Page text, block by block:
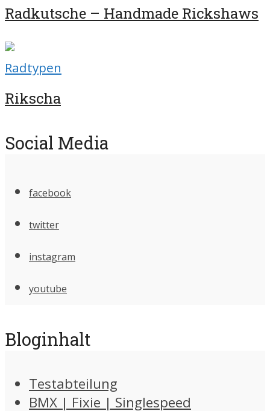
Radkutsche – Handmade Rickshaws
Radtypen
Rikscha
Social Media
facebook
twitter
instagram
youtube
Bloginhalt
Testabteilung
BMX | Fixie | Singlespeed